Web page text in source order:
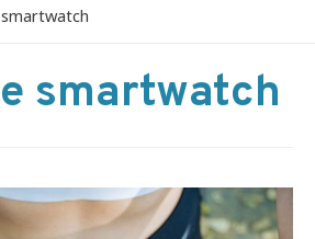
smartwatch